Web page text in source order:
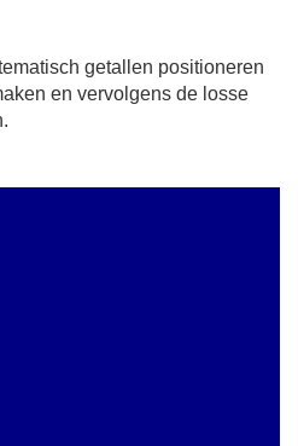
getallen positioneren
en vervolgens de losse